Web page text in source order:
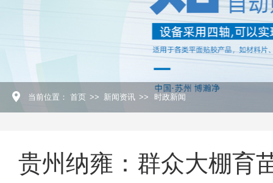
当前位置： 首页 >> 新闻资讯 >> 时政新闻
贵州纳雍：群众大棚育